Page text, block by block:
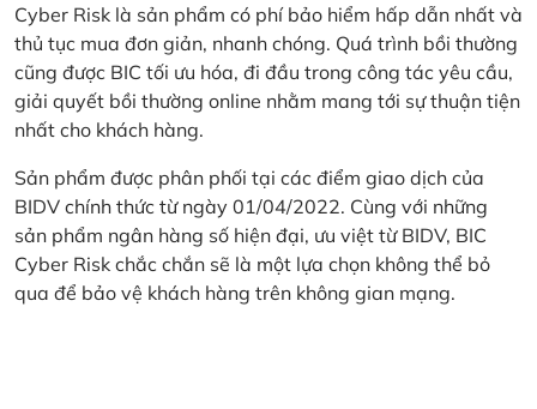
Cyber Risk là sản phẩm có phí bảo hiểm hấp dẫn nhất và
thủ tục mua đơn giản, nhanh chóng. Quá trình bồi thường
cũng được BIC tối ưu hóa, đi đầu trong công tác yêu cầu,
giải quyết bồi thường online nhằm mang tới sự thuận tiện
nhất cho khách hàng.
Sản phẩm được phân phối tại các điểm giao dịch của
BIDV chính thức từ ngày 01/04/2022. Cùng với những
sản phẩm ngân hàng số hiện đại, ưu việt từ BIDV, BIC
Cyber Risk chắc chắn sẽ là một lựa chọn không thể bỏ
qua để bảo vệ khách hàng trên không gian mạng.